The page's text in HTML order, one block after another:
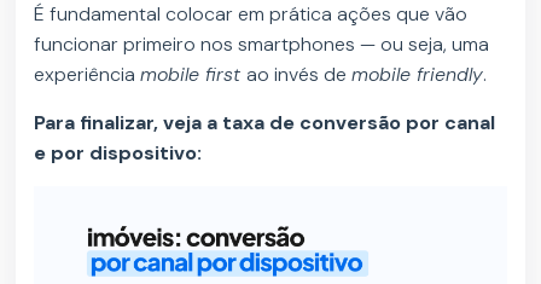
É fundamental colocar em prática ações que vão
funcionar primeiro nos smartphones — ou seja, uma
experiênciamobile firstao invés demobile friendly.
Para finalizar, veja a taxa de conversão por canal
e por dispositivo: